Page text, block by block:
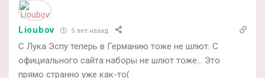
Lioubov 5 лет назад
С Лука Эспу теперь в Германию тоже не шлют. С
официального сайта наборы не шлют тоже… Это
прямо странно уже как-то(